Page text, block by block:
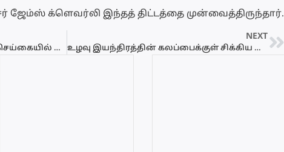
ஜேம்ஸ் க்ளெவர்லி இந்தத் திட்டத்தை முன்வைத்திருந்தார்.
கிளிநொச்சி பெரும்போக நெற்செய்கையில் அதிகரிக்கும் நோய்த்தாக்கம்
NEXT
உழவு இயந்திரத்தின் கலப்பைக்குள் சிக்கிய சிறுவன் உயிரிழப்பு